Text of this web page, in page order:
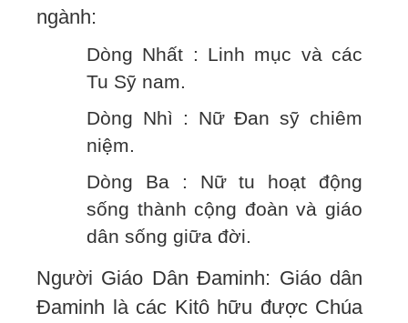
ngành:
Dòng Nhất : Linh mục và các
Tu Sỹ nam.
Dòng Nhì : Nữ Đan sỹ chiêm
niệm.
Dòng Ba : Nữ tu hoạt động
sống thành cộng đoàn và giáo
dân sống giữa đời.
Người Giáo Dân Đaminh: Giáo dân
Đaminh là các Kitô hữu được Chúa